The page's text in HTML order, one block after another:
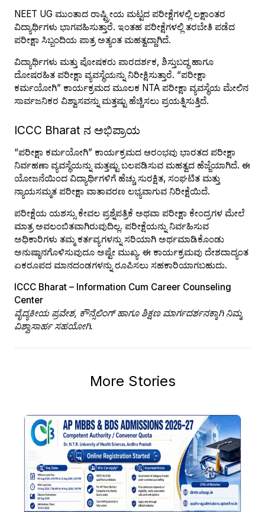
NEET UG ಮುಂತಾದ ರಾಷ್ಟ್ರೀಯ ಮಟ್ಟದ ಪರೀಕ್ಷೆಗಳಲ್ಲಿ ಲಕ್ಷಾಂತರ
ವಿದ್ಯಾರ್ಥಿಗಳು ಭಾಗವಹಿಸುತ್ತಾರೆ. ಇಂತಹ ಪರೀಕ್ಷೆಗಳಲ್ಲಿ ತರಬೇತಿ ಪಡೆದ
ಪರೀಕ್ಷಾ ಸಿಬ್ಬಂದಿಯ ಪಾತ್ರ ಅತ್ಯಂತ ಮಹತ್ವದ್ದಾಗಿದೆ.
ವಿದ್ಯಾರ್ಥಿಗಳು ಮತ್ತು ಪೋಷಕರು ಪಾರದರ್ಶಕ, ಶಿಸ್ತುಬದ್ಧ ಹಾಗೂ
ದೋಷರಹಿತ ಪರೀಕ್ಷಾ ವ್ಯವಸ್ಥೆಯನ್ನು ನಿರೀಕ್ಷಿಸುತ್ತಾರೆ. “ಪರೀಕ್ಷಾ
ಕರ್ಮಯೋಗಿ” ಕಾರ್ಯಕ್ರಮದ ಮೂಲಕ NTA ಪರೀಕ್ಷಾ ವ್ಯವಸ್ಥೆಯ ಮೇಲಿನ
ಸಾರ್ವಜನಿಕರ ವಿಶ್ವಾಸವನ್ನು ಮತ್ತಷ್ಟು ಹೆಚ್ಚಿಸಲು ಪ್ರಯತ್ನಿಸುತ್ತಿದೆ.
ICCC Bharat ನ ಅಭಿಪ್ರಾಯ
“ಪರೀಕ್ಷಾ ಕರ್ಮಯೋಗಿ” ಕಾರ್ಯಕ್ರಮದ ಆರಂಭವು ಭಾರತದ ಪರೀಕ್ಷಾ
ನಿರ್ವಹಣಾ ವ್ಯವಸ್ಥೆಯನ್ನು ಮತ್ತಷ್ಟು ಬಲಪಡಿಸುವ ಮಹತ್ವದ ಹೆಜ್ಜೆಯಾಗಿದೆ. ಈ
ಯೋಜನೆಯಿಂದ ವಿದ್ಯಾರ್ಥಿಗಳಿಗೆ ಹೆಚ್ಚು ಸುರಕ್ಷಿತ, ಸಂಘಟಿತ ಮತ್ತು
ನ್ಯಾಯಸಮ್ಮತ ಪರೀಕ್ಷಾ ವಾತಾವರಣ ಲಭ್ಯವಾಗುವ ನಿರೀಕ್ಷೆಯಿದೆ.
ಪರೀಕ್ಷೆಯ ಯಶಸ್ಸು ಕೇವಲ ಪ್ರಶ್ನೆಪತ್ರಿಕೆ ಅಥವಾ ಪರೀಕ್ಷಾ ಕೇಂದ್ರಗಳ ಮೇಲೆ
ಮಾತ್ರ ಅವಲಂಬಿತವಾಗಿರುವುದಿಲ್ಲ. ಪರೀಕ್ಷೆಯನ್ನು ನಿರ್ವಹಿಸುವ
ಅಧಿಕಾರಿಗಳು ತಮ್ಮ ಕರ್ತವ್ಯಗಳನ್ನು ಸರಿಯಾಗಿ ಅರ್ಥಮಾಡಿಕೊಂಡು
ಅನುಷ್ಠಾನಗೊಳಿಸುವುದೂ ಅಷ್ಟೇ ಮುಖ್ಯ. ಈ ಕಾರ್ಯಕ್ರಮವು ದೇಶದಾದ್ಯಂತ
ಏಕರೂಪದ ಮಾನದಂಡಗಳನ್ನು ರೂಪಿಸಲು ಸಹಕಾರಿಯಾಗಬಹುದು.
ICCC Bharat – Information Cum Career Counseling
Center
ವೈದ್ಯಕೀಯ ಪ್ರವೇಶ, ಕೌನ್ಸೆಲಿಂಗ್ ಹಾಗೂ ಶಿಕ್ಷಣ ಮಾರ್ಗದರ್ಶನಕ್ಕಾಗಿ ನಿಮ್ಮ
ವಿಶ್ವಾಸಾರ್ಹ ಸಹಯೋಗಿ.
More Stories